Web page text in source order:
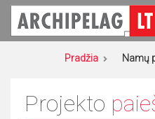
Eiti
turinio
Archipelag
Namų projektai
Pradžia Namų
Projekto